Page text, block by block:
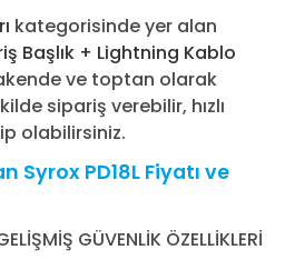
kategorisinde yer alan
Başlık + Lightning Kablo
ve toptan olarak
sipariş verebilir, hızlı
olabilirsiniz.
Syrox PD18L Fiyatı ve
GÜVENLİK ÖZELLİKLERİ